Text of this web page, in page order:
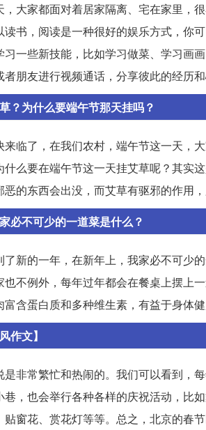
，大家都面对着居家隔离、宅在家里，
读书，阅读是一种很好的娱乐方式，你
习一些新技能，比如学习做菜、学习画
朋友进行视频通话，分享彼此的经历
？为什么要端午节那天挂吗？
临了，在我们农村，端午节这一天，
什么要在端午节这一天挂艾草呢？其实
的东西会出没，而艾草有驱邪的作用
必不可少的一道菜是什么？
新的一年，在新年上，我家必不可少
也不例外，每年过年都会在餐桌上摆上
含蛋白质和多种维生素，有益于身体健
作文】
非常繁忙和热闹的。我们可以看到，
，也会举行各种各样的庆祝活动，比
贴窗花、赏花灯等等。总之，北京的春